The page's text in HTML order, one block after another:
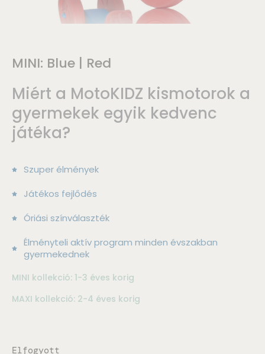
MINI: Blue | Red
Miért a MotoKIDZ kismotorok a
gyermekek egyik kedvenc
játéka?
Szuper élmények
Játékos fejlődés
Óriási színválaszték
Élményteli aktív program minden évszakban
gyermekednek
MINI kollekció: 1-3 éves korig
MAXI kollekció: 2-4 éves korig
Elfogyott